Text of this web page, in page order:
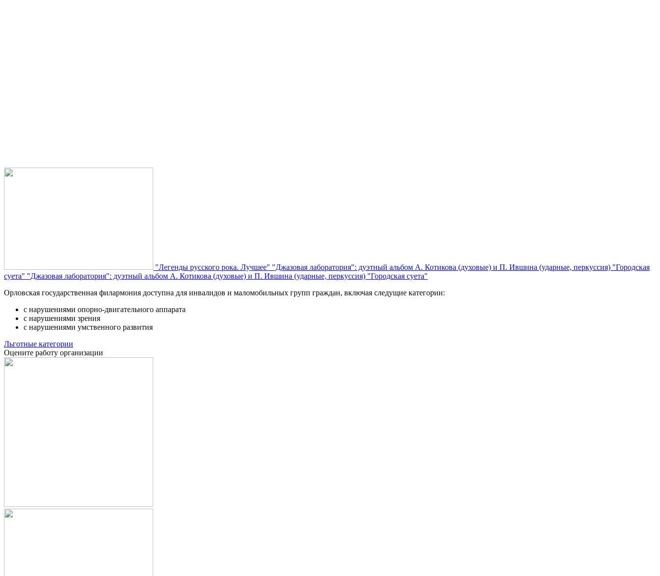
"Легенды русского рока. Лучшее" "Джазовая лаборатория": дуэтный альбом А. Котикова (духовые) и П. Ившина (ударные, перкуссия) "Городская
суета" "Джазовая лаборатория": дуэтный альбом А. Котикова (духовые) и П. Ившина (ударные, перкуссия) "Городская суета"
Орловская государственная филармония доступна для инвалидов и маломобильных групп граждан, включая следущие категории:
с нарушениями опорно-двигательного аппарата
с нарушениями зрения
с нарушениями умственного развития
Льготные категории
Оцените работу организации